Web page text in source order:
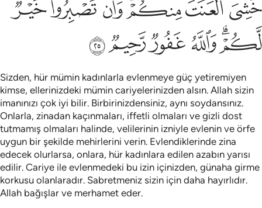
ﲧﲨﲩﲪﲫﲬﲭ
ﲮﲯﲰﲱﲲﲳ
Sizden, hür mümin kadınlarla evlenmeye güç yetiremiyen
kimse, ellerinizdeki mümin cariyelerinizden alsın. Allah sizin
imanınızı çok iyi bilir. Birbirinizdensiniz, aynı soydansınız.
Onlarla, zinadan kaçınmaları, iffetli olmaları ve gizli dost
tutmamış olmaları halinde, velilerinin izniyle evlenin ve örfe
uygun bir şekilde mehirlerini verin. Evlendiklerinde zina
edecek olurlarsa, onlara, hür kadınlara edilen azabın yarısı
edilir. Cariye ile evlenmedeki bu izin içinizden, günaha girme
korkusu olanlaradır. Sabretmeniz sizin için daha hayırlıdır.
Allah bağışlar ve merhamet eder.